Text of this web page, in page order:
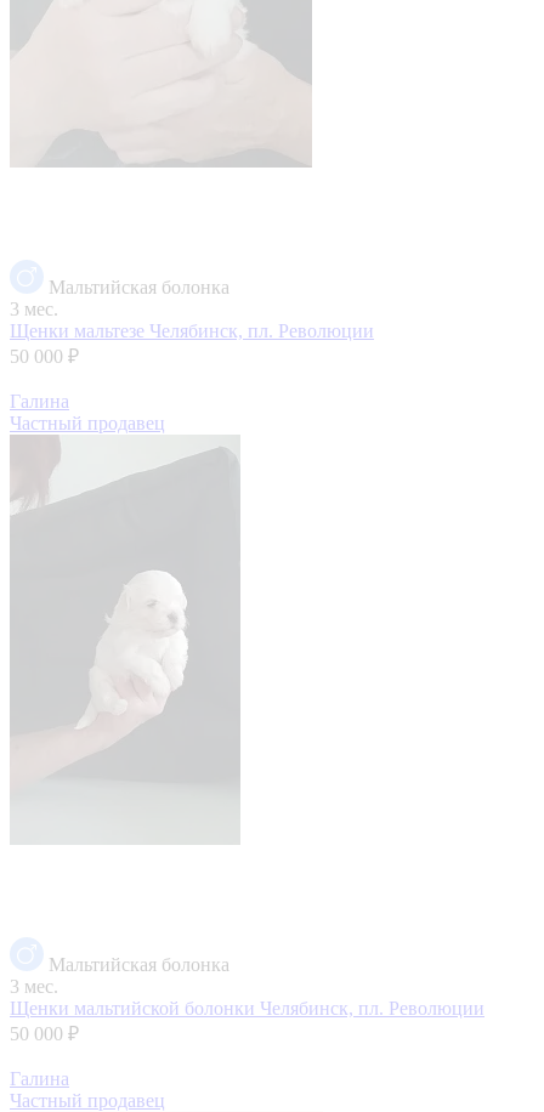
Мальтийская болонка
3 мес.
Щенки мальтезе Челябинск, пл. Революции
50 000 ₽
Галина
Частный продавец
Мальтийская болонка
3 мес.
Щенки мальтийской болонки Челябинск, пл. Революции
50 000 ₽
Галина
Частный продавец